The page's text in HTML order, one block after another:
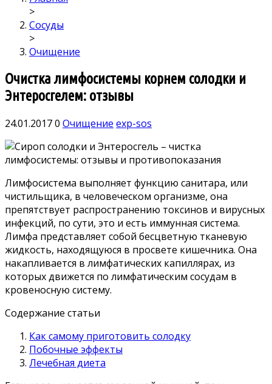
>
Сосуды
>
Очищение
Очистка лимфосистемы корнем солодки и
Энтеросгелем: отзывы
24.01.20170 Очищение exp-sos
Лимфосистема выполняет функцию санитара, или
чистильщика, в человеческом организме, она
препятствует распространению токсинов и вирусных
инфекций, по сути, это и есть иммунная система.
Лимфа представляет собой бесцветную тканевую
жидкость, находящуюся в просвете кишечника. Она
накапливается в лимфатических капиллярах, из
которых движется по лимфатическим сосудам в
кровеносную систему.
Содержание статьи
Как самому приготовить солодку
Побочные эффекты
Лечебная диета